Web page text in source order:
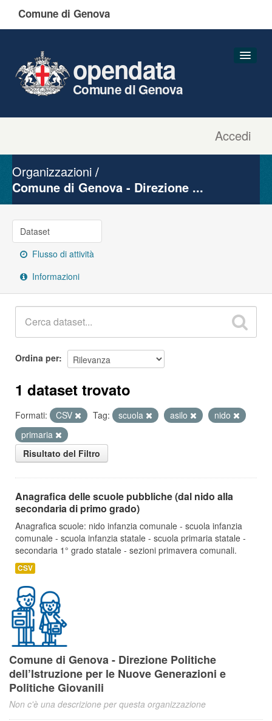
Comune di Genova
Accedi
opendata
Comune di Genova
Gruppi
Organizzazioni
Comune di Genova - Direzione ...
Dataset
Flusso di attività
Informazioni
Ordina per
1 dataset trovato
Formati: CSV Tag: scuola asilo
nido
primaria
Risultato del Filtro
Anagrafica delle scuole pubbliche (dal nido alla
secondaria di primo grado)
Anagrafica scuole: nido infanzia comunale - scuola infanzia
comunale - scuola infanzia statale - scuola primaria statale -
secondaria 1° grado statale - sezioni primavera comunali.
CSV
Comune di Genova - Direzione Politiche
dell’Istruzione per le Nuove Generazioni e
Politiche Giovanili
Non c'è una descrizione per questa organizzazione